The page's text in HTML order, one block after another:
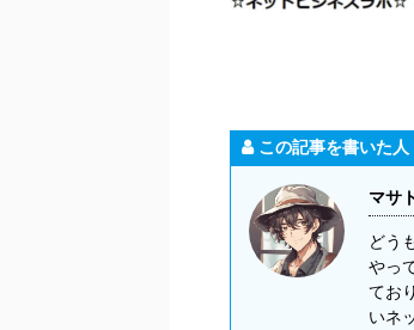
この記事を書いた人
マサ
どう
やっ
てお
いネ